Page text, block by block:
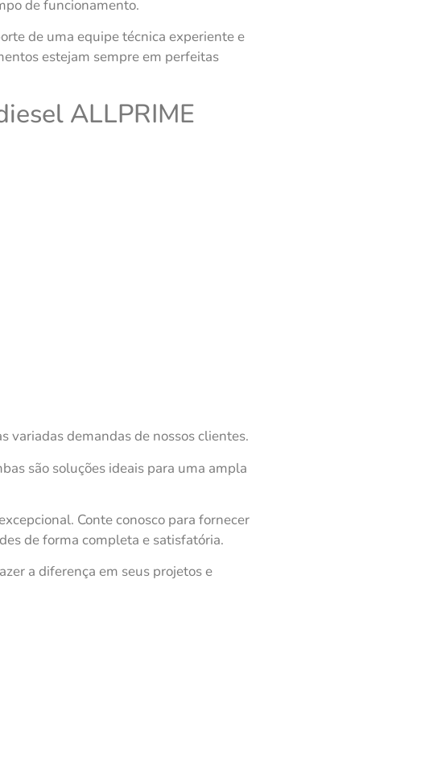
de funcionamento.
de uma equipe técnica experiente e
estejam sempre em perfeitas
ALLPRIME
variadas demandas de nossos clientes.
são soluções ideais para uma ampla
Conte conosco para fornecer
de forma completa e satisfatória.
a diferença em seus projetos e